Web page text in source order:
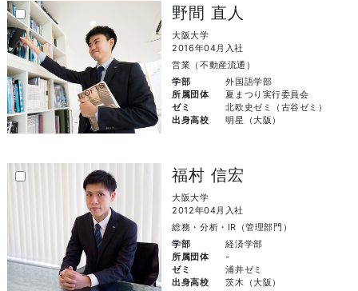
野間 直人
大阪大学
2016年04月入社
営業（不動産流通）
学部
外国語学部
所属団体
夏まつり実行委員会
ゼミ
北欧史ゼミ（古谷ゼミ）
出身高校
明星（大阪）
福村 信宏
大阪大学
2012年04月入社
総務・分析・IR（管理部門）
学部
経済学部
所属団体
-
ゼミ
浦井ゼミ
出身高校
茨木（大阪）